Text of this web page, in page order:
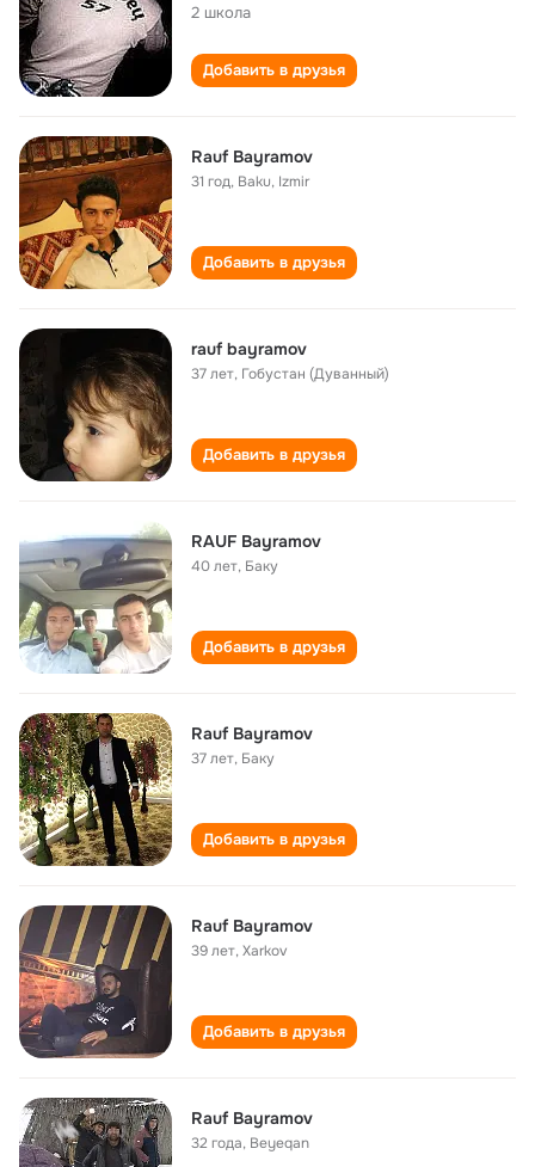
2 школа
Добавить в друзья
Rauf Bayramov
31 год, Baku, Izmir
Добавить в друзья
rauf bayramov
37 лет, Гобустан (Дуванный)
Добавить в друзья
RAUF Bayramov
40 лет, Баку
Добавить в друзья
Rauf Bayramov
37 лет, Баку
Добавить в друзья
Rauf Bayramov
39 лет,Xarkov
Добавить в друзья
Rauf Bayramov
32 года, Beyeqan